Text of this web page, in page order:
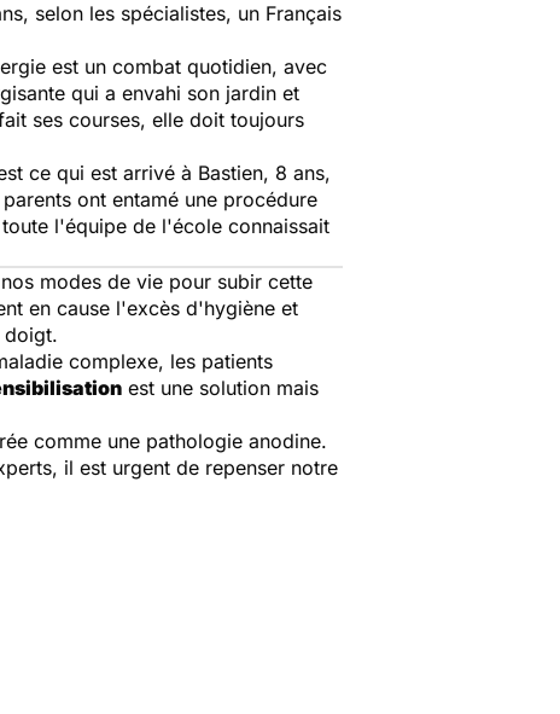
selon les spécialistes, un Français
est un combat quotidien, avec
qui a envahi son jardin et
ses courses, elle doit toujours
ce qui est arrivé à Bastien, 8 ans,
ont entamé une procédure
l'équipe de l'école connaissait
modes de vie pour subir cette
en cause l'excès d'hygiène et
doigt.
complexe, les patients
est une solution mais
comme une pathologie anodine.
il est urgent de repenser notre